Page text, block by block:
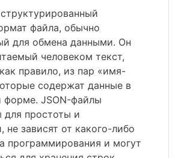
файла, обычно
для обмена данными. Он
человеком текст,
правило, из пар «имя-
содержат данные в
форме. JSON-файлы
для простоты и
не зависят от какого-либо
программирования и могут